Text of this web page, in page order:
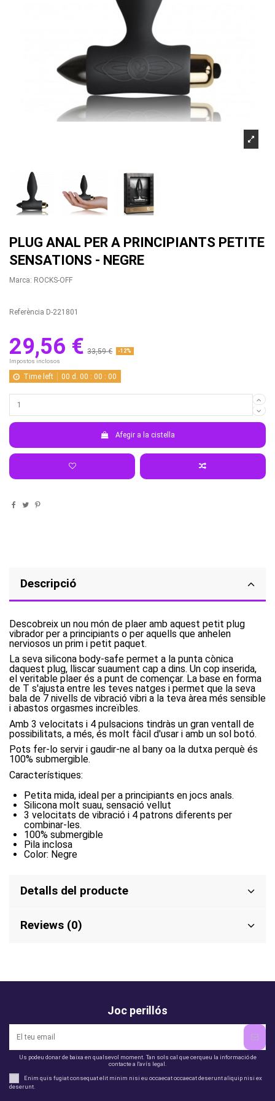
PLUG ANAL PER A PRINCIPIANTS PETITE
SENSATIONS - NEGRE
Marca: ROCKS-OFF
Referència D-221801
29,56 € 33,59 € -12%
Impostos inclosos
Time left 00 d. 00 :00 :00
Afegir a la cistella
Descripció
Descobreix un nou món de plaer amb aquest petit plug
vibrador per a principiants o per aquells que anhelen
nerviosos un prim i petit paquet.
La seva silicona body-safe permet a la punta cònica
daquest plug, lliscar suaument cap a dins. Un cop inserida,
el veritable plaer és a punt de començar. La base en forma
de T s'ajusta entre les teves natges i permet que la seva
bala de 7 nivells de vibració vibri a la teva àrea més sensible
i abastos orgasmes increïbles.
Amb 3 velocitats i 4 pulsacions tindràs un gran ventall de
possibilitats, a més, és molt fàcil d'usar i amb un sol botó.
Pots fer-lo servir i gaudir-ne al bany oa la dutxa perquè és
100% submergible.
Característiques:
Petita mida, ideal per a principiants en jocs anals.
Silicona molt suau, sensació vellut
3 velocitats de vibració i 4 patrons diferents per
combinar-les.
100% submergible
Pila inclosa
Color: Negre
Detalls del producte
Reviews (0)
Joc perillós
Us podeu donar de baixa en qualsevol moment. Tan sols cal que cerqueu la informació de
contacte a l'avís legal.
Enim quis fugiat consequat elit minim nisi eu occaecat occaecat deserunt aliquip nisi ex
deserunt.